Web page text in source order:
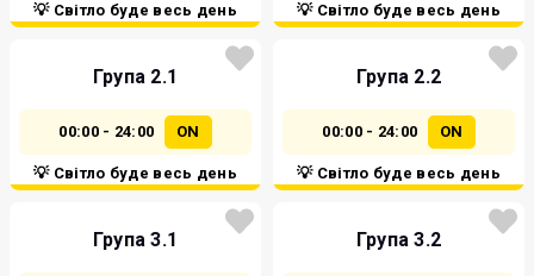
💡 Світло буде весь день 💡 Світло буде весь день
Група 2.1
00:00 - 24:00 ON
💡 Світло буде весь день
Група 2.2
00:00 - 24:00 ON
💡 Світло буде весь день
Група 3.1 Група 3.2